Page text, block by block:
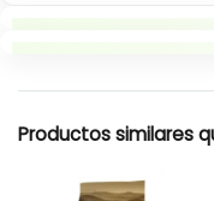
Productos similares